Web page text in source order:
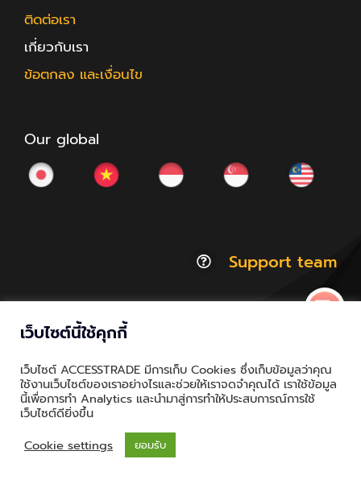
ติดต่อเรา
เกี่ยวกับเรา
ข้อตกลง และเงื่อนไข
Our global
Support team
Thailand.a | All Rights Reserved
Privacy & Policy | Cookie Policy
เว็บไซต์นี้ใช้คุกกี้
เว็บไซต์ ACCESSTRADE มีการเก็บ Cookies ซึ่งเก็บข้อมูลว่าคุณ
ใช้งานเว็บไซต์ของเราอย่างไรและช่วยให้เราจดจำคุณได้ เราใช้ข้อมูล
นี้เพื่อการทำ Analytics และนำมาสู่การทำให้ประสบการณ์การใช้
เว็บไซต์ดียิ่งขึ้น
Cookie settings
ยอมรับ